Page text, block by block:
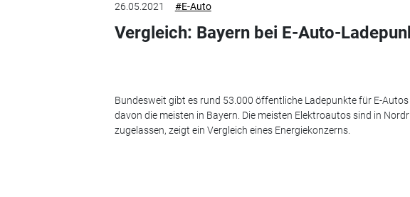
26.05.2021 #E-Auto
Vergleich: Bayern bei E-Auto-
Bundesweit gibt es rund 53.000 öffentliche Ladepunkte für E-
davon die meisten in Bayern. Die meisten Elektroautos sind in
zugelassen, zeigt ein Vergleich eines Energiekonzerns.